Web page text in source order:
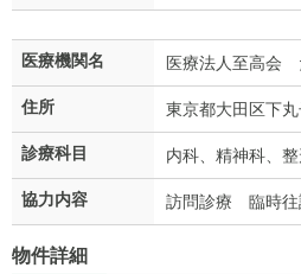
医療機関名 医療法人至高会
住所 東京都大田区下
診療科目 内科、精神科、
協力内容 訪問診療 臨時往
物件詳細